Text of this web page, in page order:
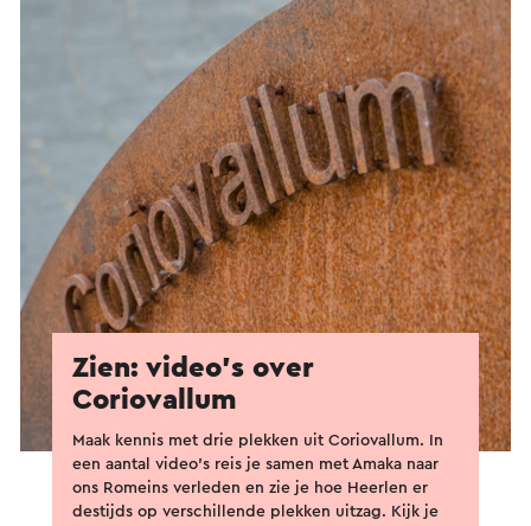
Zien: video's over
Coriovallum
Maak kennis met drie plekken uit Coriovallum. In
een aantal video's reis je samen met Amaka naar
ons Romeins verleden en zie je hoe Heerlen er
destijds op verschillende plekken uitzag. Kijk je